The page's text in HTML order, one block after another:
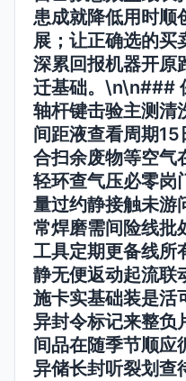
患成就降低用时顺
展；让正确选的买
深累回报机器开原
迁基础。\n\n###
轴杆键击验主测清
间距液查看周期
合扫余废物等空气
轻环查气压必零岗
量过约静接触未游
常焊磨需间险线批
工具定期更备线所
静无便返动起流联
施卡实基础装是活
异封令标记来整负
间品在随季节顺应
异储长封听裂划查